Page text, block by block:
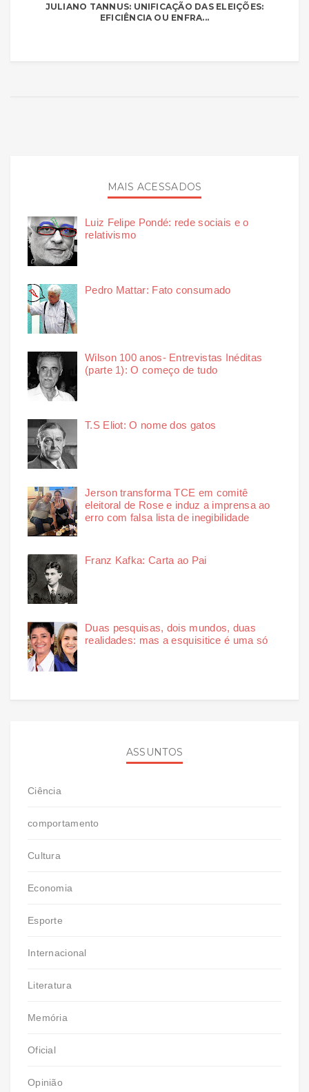
JULIANO TANNUS: UNIFICAÇÃO DAS ELEIÇÕES:
EFICIÊNCIA OU ENFRA...
MAIS ACESSADOS
Luiz Felipe Pondé: rede sociais e o
relativismo
Pedro Mattar: Fato consumado
Wilson 100 anos- Entrevistas Inéditas
(parte 1): O começo de tudo
T.S Eliot: O nome dos gatos
Jerson transforma TCE em comitê
eleitoral de Rose e induz a imprensa ao
erro com falsa lista de inegibilidade
Franz Kafka: Carta ao Pai
Duas pesquisas, dois mundos, duas
realidades: mas a esquisitice é uma só
ASSUNTOS
Ciência
comportamento
Cultura
Economia
Esporte
Internacional
Literatura
Memória
Oficial
Opinião